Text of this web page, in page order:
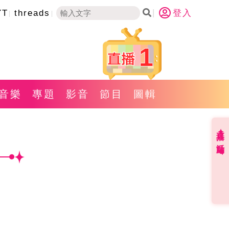
threads 登入
1
樂 專題 影音 節目 圖輯
直播✦活動